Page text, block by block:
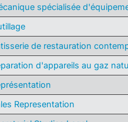
spécialisée
de restauration
d'appareils au gaz
Representation